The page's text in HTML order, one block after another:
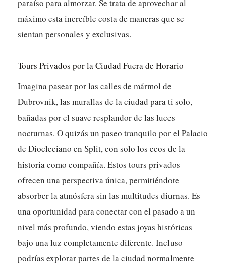
paraíso para almorzar. Se trata de aprovechar al
máximo esta increíble costa de maneras que se
sientan personales y exclusivas.
Tours Privados por la Ciudad Fuera de Horario
Imagina pasear por las calles de mármol de
Dubrovnik, las murallas de la ciudad para ti solo,
bañadas por el suave resplandor de las luces
nocturnas. O quizás un paseo tranquilo por el Palacio
de Diocleciano en Split, con solo los ecos de la
historia como compañía. Estos tours privados
ofrecen una perspectiva única, permitiéndote
absorber la atmósfera sin las multitudes diurnas. Es
una oportunidad para conectar con el pasado a un
nivel más profundo, viendo estas joyas históricas
bajo una luz completamente diferente. Incluso
podrías explorar partes de la ciudad normalmente